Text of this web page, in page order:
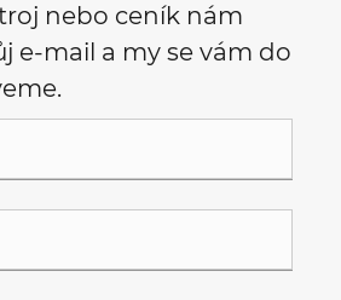
nebo ceník nám
e-mail a my se vám do